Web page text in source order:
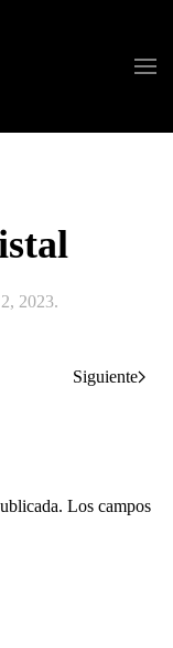
2023.
Siguiente
Los campos